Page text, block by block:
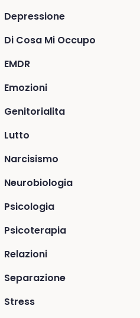
Depressione
Di Cosa Mi Occupo
EMDR
Emozioni
Genitorialita
Lutto
Narcisismo
Neurobiologia
Psicologia
Psicoterapia
Relazioni
Separazione
Stress